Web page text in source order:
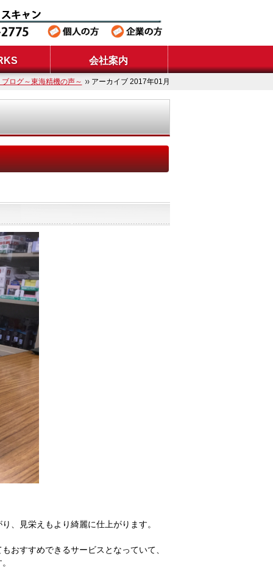
会社案内
ブログ～東海精機の声～ アーカイブ 2017年01月
、見栄えもより綺麗に仕上がります。
おすすめできるサービスとなっていて、